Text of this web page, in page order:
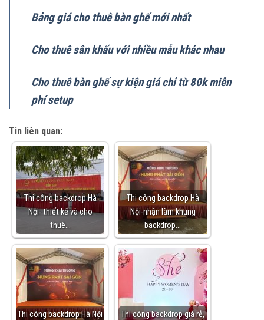
Bảng giá cho thuê bàn ghế mới nhất
Cho thuê sân khấu với nhiều mẫu khác nhau
Cho thuê bàn ghế sự kiện giá chỉ từ 80k miễn
phí setup
Tin liên quan:
Thi công backdrop Hà
Nội- thiết kế và cho
thuê…
Thi công backdrop Hà
Nội-nhận làm khung
backdrop…
Thi công backdrop Hà Nội
Thi công backdrop giá rẻ,